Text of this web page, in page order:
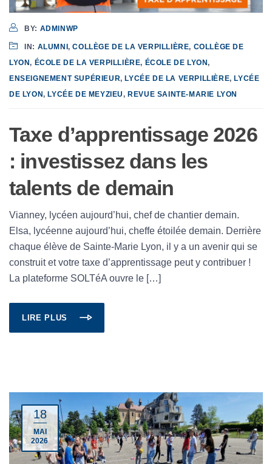
BY: ADMINWP
IN: ALUMNI,COLLÈGE DE LA VERPILLIÈRE, COLLÈGE DE
LYON, ÉCOLE DE LA VERPILLIÈRE, ÉCOLE DE LYON,
ENSEIGNEMENT SUPÉRIEUR, LYCÉE DE LA VERPILLIÈRE, LYCÉE
DE LYON, LYCÉE DE MEYZIEU, REVUE SAINTE-MARIE LYON
Taxe d’apprentissage 2026
: investissez dans les
talents de demain
Vianney, lycéen aujourd’hui, chef de chantier demain.
Elsa, lycéenne aujourd’hui, cheffe étoilée demain. Derrière
chaque élève de Sainte-Marie Lyon, il y a un avenir qui se
construit et votre taxe d’apprentissage peut y contribuer !
La plateforme SOLTéA ouvre le […]
LIRE PLUS
18
MAI
2026